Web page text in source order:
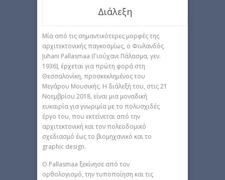
Διάλεξη
Μία από τις σημαντικότερες μορφές της
αρχιτεκτονικής παγκοσμίως, ο Φινλανδός
Juhani Pallasmaa (Γιούχανι Πάλασμα, γεν.
1936), έρχεται για πρώτη φορά στη
Θεσσαλονίκη, προσκεκλημένος του
Μεγάρου Μουσικής. Η διάλεξή του, στις 21
Νοεμβρίου 2018, είναι μια μοναδική
ευκαιρία για γνωριμία με το πολυσχιδές
έργο του, που εκτείνεται από την
αρχιτεκτονική και τον πολεοδομικό
σχεδιασμό έως το βιομηχανικό και το
graphic design.
Ο Pallasmaa ξεκίνησε από τον
ορθολογισμό, την τυποποίηση και τις